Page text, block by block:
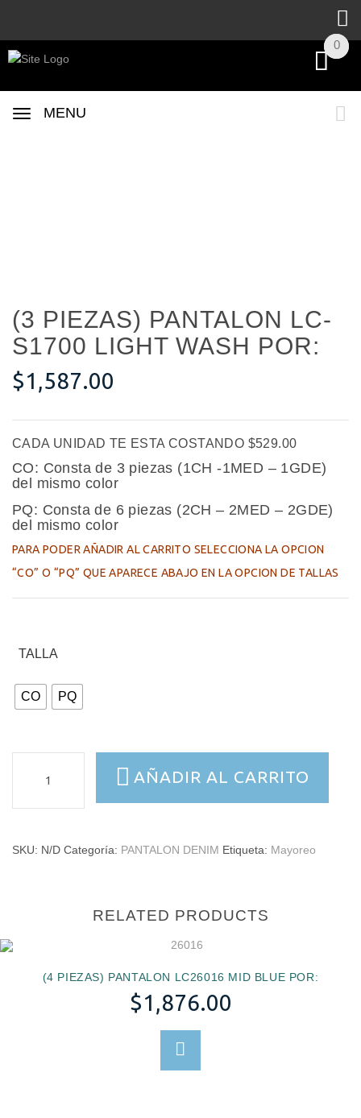
0
MENU
0
(3 PIEZAS) PANTALON LC-
S1700 LIGHT WASH POR:
$1,587.00
CADA UNIDAD TE ESTA COSTANDO $529.00
CO: Consta de 3 piezas (1CH -1MED – 1GDE)
del mismo color
PQ: Consta de 6 piezas (2CH – 2MED – 2GDE)
del mismo color
PARA PODER AÑADIR AL CARRITO SELECCIONA LA OPCION
“CO” O “PQ” QUE APARECE ABAJO EN LA OPCION DE TALLAS
TALLA
CO PQ
PIEZAS)
LIGHT
AÑADIR AL CARRITO
SKU: N/D Categoría: PANTALON DENIM Etiqueta: Mayoreo
RELATED PRODUCTS
(4 PIEZAS) PANTALON LC26016 MID BLUE POR:
$1,876.00